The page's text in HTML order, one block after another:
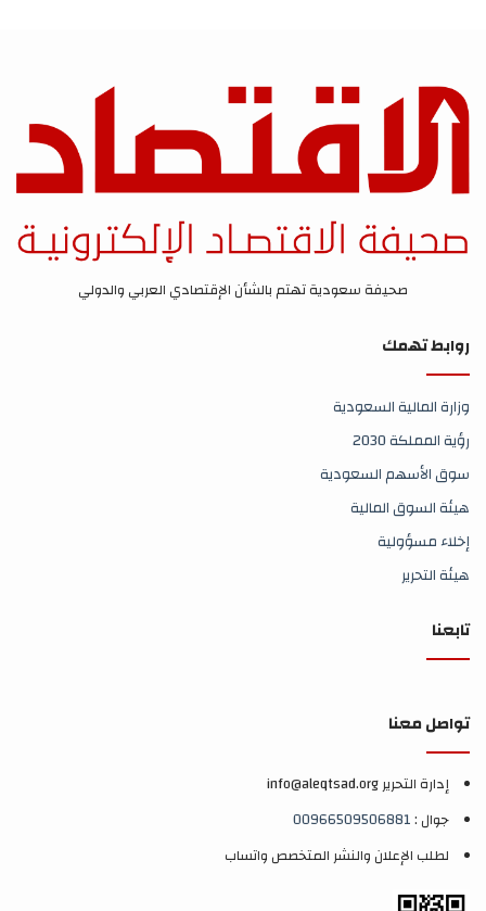
صحيفة سعودية تهتم بالشأن الإقتصادي العربي والدولي
روابط تهمك
وزارة المالية السعودية
رؤية المملكة 2030
سوق الأسهم السعودية
هيئة السوق المالية
إخلاء مسؤولية
هيئة التحرير
تابعنا
تواصل معنا
إدارة التحرير info@aleqtsad.org
جوال :00966509506881
لطلب الإعلان والنشر المتخصص واتساب